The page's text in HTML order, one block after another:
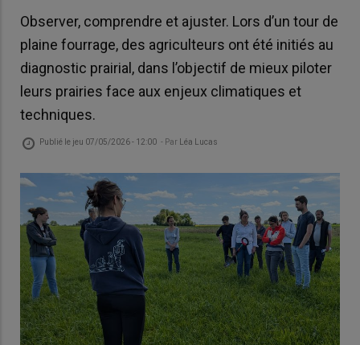
Observer, comprendre et ajuster. Lors d’un tour de
plaine fourrage, des agriculteurs ont été initiés au
diagnostic prairial, dans l’objectif de mieux piloter
leurs prairies face aux enjeux climatiques et
techniques.
Publié le jeu 07/05/2026 - 12:00 - Par Léa Lucas